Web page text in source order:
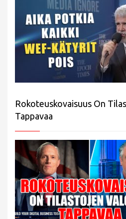
Rokoteuskovaisuus On
Tappavaa